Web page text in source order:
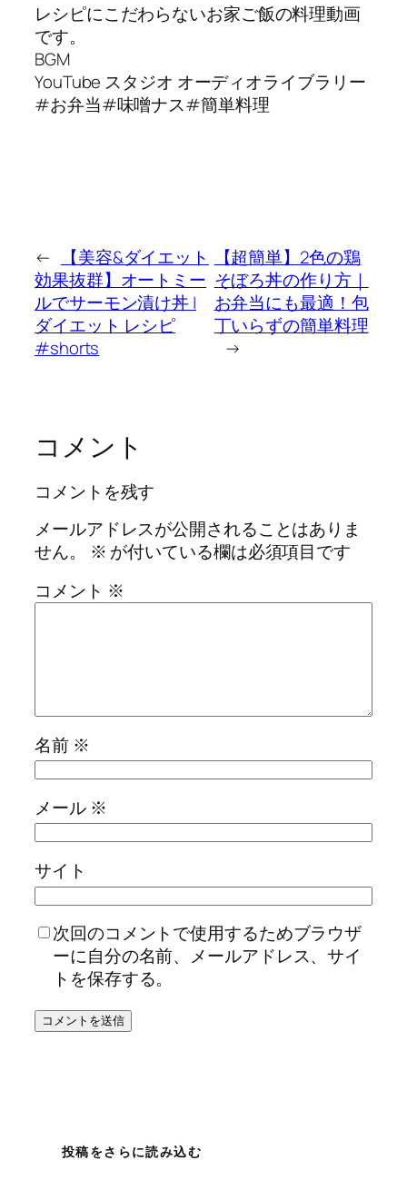
レシピにこだわらないお家ご飯の料理動画
です。
BGM
YouTube スタジオ オーディオライブラリー
#お弁当#味噌ナス#簡単料理
←
【美容&ダイエット
効果抜群】オートミー
ルでサーモン漬け丼 |
ダイエット レシピ
#shorts
【超簡単】2色の鶏
そぼろ丼の作り方｜
お弁当にも最適！包
丁いらずの簡単料理
→
コメント
コメントを残す
メールアドレスが公開されることはありま
せん。
※ が付いている欄は必須項目です
コメント ※
名前 ※
メール ※
サイト
次回のコメントで使用するためブラウザ
ーに自分の名前、メールアドレス、サイ
トを保存する。
投稿をさらに読み込む